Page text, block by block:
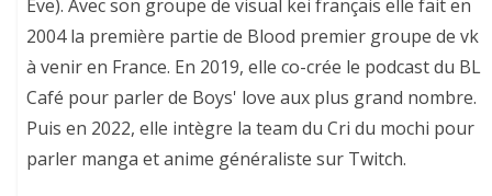
Eve). Avec son groupe de visual kei français elle fait en
2004 la première partie de Blood premier groupe de vk
à venir en France. En 2019, elle co-crée le podcast du BL
Café pour parler de Boys' love aux plus grand nombre.
Puis en 2022, elle intègre la team du Cri du mochi pour
parler manga et anime généraliste sur Twitch.